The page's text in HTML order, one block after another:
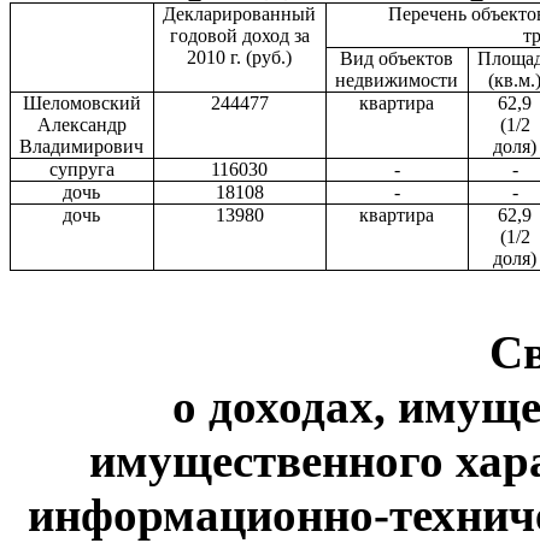
Декларированный
годовой доход за
2010 г. (руб.)
Перечень
Вид объектов
недвижимости
Шеломовский
Александр
Владимирович
244477 квартира
62,9
(1/2
доля)
супруга
116030 -
-
дочь
18108 -
-
дочь
13980 квартира
62,9
(1/2
доля)
о доходах,
имущественного
информационно-